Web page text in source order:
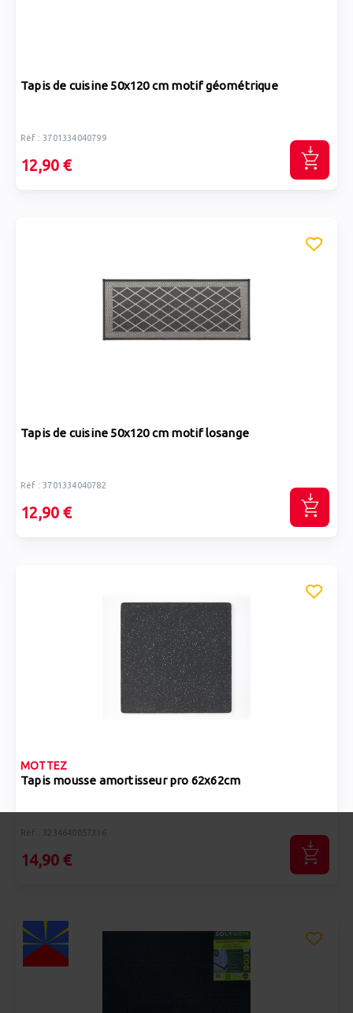
Tapis de cuisine 50x120 cm motif géométrique
Réf : 3701334040799
12,90 €
Tapis de cuisine 50x120 cm motif losange
Réf : 3701334040782
12,90 €
MOTTEZ
Tapis mousse amortisseur pro 62x62cm
Réf : 3234640057316
14,90 €